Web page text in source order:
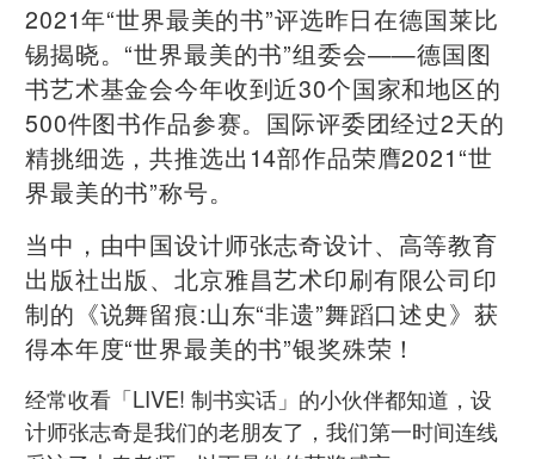
2021年“世界最美的书”评选昨日在德国莱比
锡揭晓。“世界最美的书”组委会——德国图
书艺术基金会今年收到近30个国家和地区的
500件图书作品参赛。国际评委团经过2天的
精挑细选，共推选出14部作品荣膺2021“世
界最美的书”称号。
当中，由中国设计师张志奇设计、高等教育
出版社出版、北京雅昌艺术印刷有限公司印
制的《说舞留痕:山东“非遗”舞蹈口述史》获
得本年度“世界最美的书”银奖殊荣！
经常收看「LIVE! 制书实话」的小伙伴都知道，设
计师张志奇是我们的老朋友了，我们第一时间连线